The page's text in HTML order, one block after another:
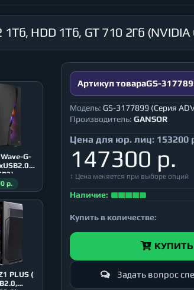
G-
р.
PLUS (
Артикул товараGS-
Модель: GS-3177899 (Серия
Производитель: GANSOR
Цена для юр. лиц: 153200
147300 р.
↕ Цена меняется при выборе опций
Наличие:
Купить в количестве:
КУПИТЬ
Задать вопрос